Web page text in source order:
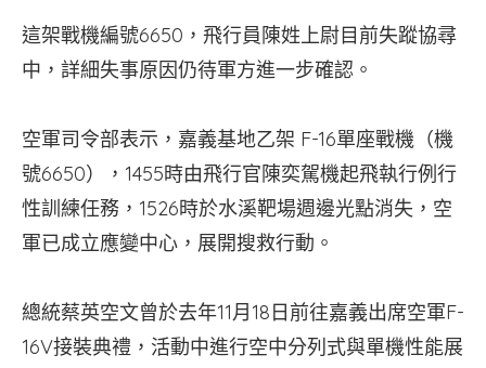
這架戰機編號6650，飛行員陳姓上尉目前失蹤協尋
中，詳細失事原因仍待軍方進一步確認。
空軍司令部表示，嘉義基地乙架 F-16單座戰機（機
號6650），1455時由飛行官陳奕駕機起飛執行例行
性訓練任務，1526時於水溪靶場週邊光點消失，空
軍已成立應變中心，展開搜救行動。
總統蔡英空文曾於去年11月18日前往嘉義出席空軍F-
16V接裝典禮，活動中進行空中分列式與單機性能展